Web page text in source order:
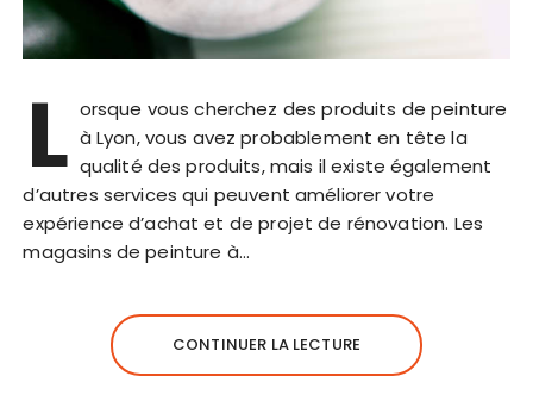
L orsque vous cherchez des produits de peinture
à Lyon, vous avez probablement en tête la
qualité des produits, mais il existe également
d’autres services qui peuvent améliorer votre
expérience d’achat et de projet de rénovation. Les
magasins de peinture à…
CONTINUER LA LECTURE